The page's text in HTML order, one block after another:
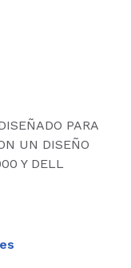
PARA
UN DISEÑO
Y DELL